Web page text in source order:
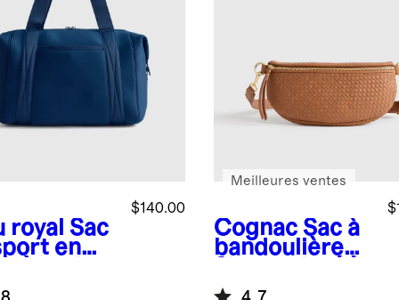
royal Sac
en
les jours
$140.00
Cognac Sac à
bandoulière
la main
Meilleures ventes